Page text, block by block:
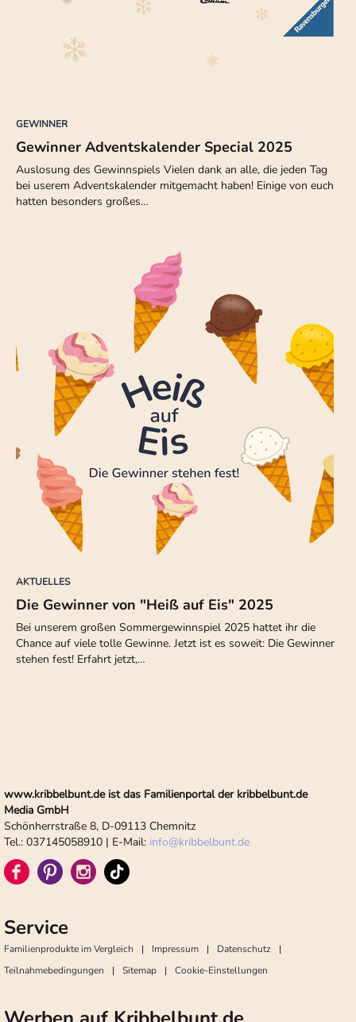
GEWINNER
Gewinner Adventskalender Special 2025
Auslosung des Gewinnspiels Vielen dank an alle, die jeden Tag
bei userem Adventskalender mitgemacht haben! Einige von euch
hatten besonders großes…
AKTUELLES
Die Gewinner von "Heiß auf Eis" 2025
Bei unserem großen Sommergewinnspiel 2025 hattet ihr die
Chance auf viele tolle Gewinne. Jetzt ist es soweit: Die Gewinner
stehen fest! Erfahrt jetzt,…
www.kribbelbunt.de ist das Familienportal der kribbelbunt.de
Media GmbH
Schönherrstraße 8, D-09113 Chemnitz
Tel.: 037145058910 | E-Mail: info@kribbelbunt.de
Service
Familienprodukte im Vergleich Impressum
Datenschutz
Teilnahmebedingungen
Sitemap Cookie-Einstellungen